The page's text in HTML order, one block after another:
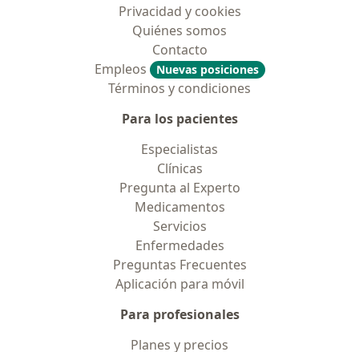
Privacidad y cookies
Quiénes somos
Contacto
Empleos
Nuevas posiciones
Términos y condiciones
Para los pacientes
Especialistas
Clínicas
Pregunta al Experto
Medicamentos
Servicios
Enfermedades
Preguntas Frecuentes
Aplicación para móvil
Para profesionales
Planes y precios